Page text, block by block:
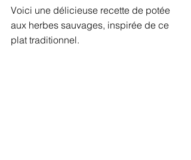
Voici une délicieuse recette de potée
aux herbes sauvages, inspirée de ce
plat traditionnel.